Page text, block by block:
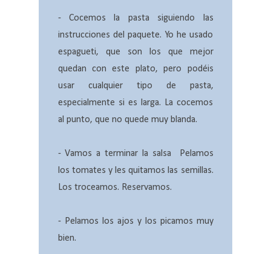
- Cocemos la pasta siguiendo las
instrucciones del paquete. Yo he usado
espagueti, que son los que mejor
quedan con este plato, pero podéis
usar cualquier tipo de pasta,
especialmente si es larga. La cocemos
al punto, que no quede muy blanda.
- Vamos a terminar la salsa Pelamos
los tomates y les quitamos las semillas.
Los troceamos. Reservamos.
- Pelamos los ajos y los picamos muy
bien.